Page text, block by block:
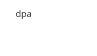
dpa